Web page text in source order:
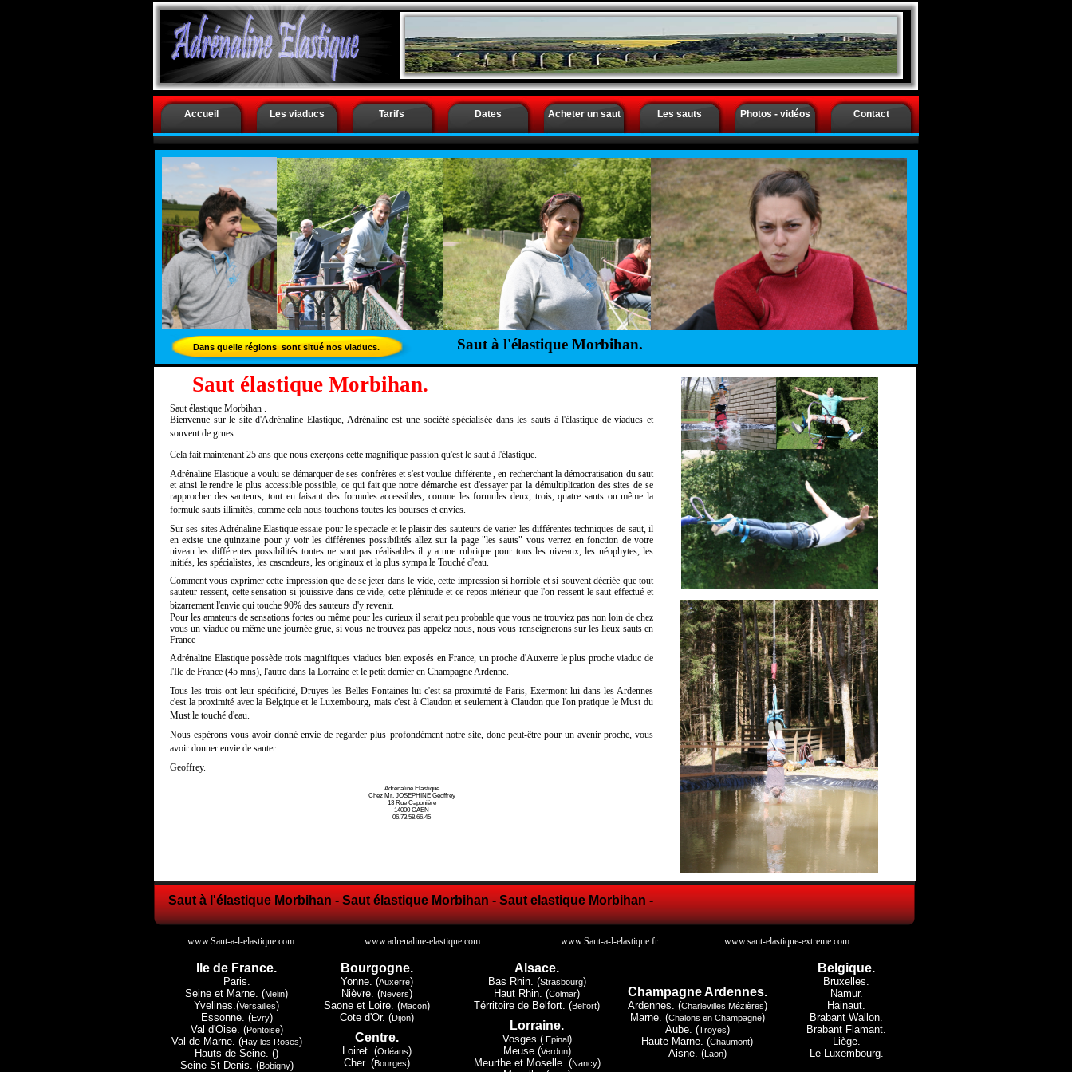
Saut à l'élastique Morbihan - Saut élastique Morbihan - Saut elastique Morbihan -
Ile de France.
Paris.
Seine et Marne. (Melin)
Yvelines.(Versailles)
Essonne. (Evry)
Val d'Oise. (Pontoise)
Val de Marne. (Hay les Roses)
Hauts de Seine. ()
Seine St Denis. (Bobigny)
Bourgogne.
Yonne. (Auxerre)
Nièvre. (Nevers)
Saone et Loire. (Macon)
Cote d'Or. (Dijon)
Centre.
Loiret. (Orléans)
Cher. (Bourges)
Alsace.
Bas Rhin. (Strasbourg)
Haut Rhin. (Colmar)
Térritoire de Belfort. (Belfort)
Lorraine.
Vosges.(Epinal)
Meuse.(Verdun)
Meurthe et Moselle. (Nancy)
Champagne Ardennes.
Ardennes. (Charlevilles Mézières)
Marne. (Chalons en Champagne)
Aube. (Troyes)
Haute Marne. (Chaumont)
Aisne. (Laon)
Belgique.
Bruxelles.
Namur.
Hainaut.
Brabant Wallon.
Brabant Flamant.
Liège.
Le Luxembourg.
Saut à l'élastique Morbihan.
Dans quelle régions sont situé nos viaducs.
Saut élastique Morbihan.
Saut élastique Morbihan .
Bienvenue sur le site d'Adrénaline Elastique, Adrénaline est une société spécialisée dans les sauts à l'élastique de viaducs et
souvent de grues.
Cela fait maintenant 25 ans que nous exerçons cette magnifique passion qu'est le saut à l'élastique.
Adrénaline Elastique a voulu se démarquer de ses confrères et s'est voulue différente , en recherchant la démocratisation du saut
et ainsi le rendre le plus accessible possible, ce qui fait que notre démarche est d'essayer par la démultiplication des sites de se
rapprocher des sauteurs, tout en faisant des formules accessibles, comme les formules deux, trois, quatre sauts ou même la
formule sauts illimités, comme cela nous touchons toutes les bourses et envies.
Sur ses sites Adrénaline Elastique essaie pour le spectacle et le plaisir des sauteurs de varier les différentes techniques de saut, il
en existe une quinzaine pour y voir les différentes possibilités allez sur la page "les sauts" vous verrez en fonction de votre
niveau les différentes possibilités toutes ne sont pas réalisables il y a une rubrique pour tous les niveaux, les néophytes, les
initiés, les spécialistes, les cascadeurs, les originaux et la plus sympa le Touché d'eau.
Comment vous exprimer cette impression que de se jeter dans le vide, cette impression si horrible et si souvent décriée que tout
sauteur ressent, cette sensation si jouissive dans ce vide, cette plénitude et ce repos intérieur que l'on ressent le saut effectué et
bizarrement l'envie qui touche 90% des sauteurs d'y revenir.
Pour les amateurs de sensations fortes ou même pour les curieux il serait peu probable que vous ne trouviez pas non loin de chez
vous un viaduc ou même une journée grue, si vous ne trouvez pas appelez nous, nous vous renseignerons sur les lieux sauts en
France
Adrénaline Elastique possède trois magnifiques viaducs bien exposés en France, un proche d'Auxerre le plus proche viaduc de
l'Ile de France (45 mns), l'autre dans la Lorraine et le petit dernier en Champagne Ardenne.
Tous les trois ont leur spécificité, Druyes les Belles Fontaines lui c'est sa proximité de Paris, Exermont lui dans les Ardennes
c'est la proximité avec la Belgique et le Luxembourg, mais c'est à Claudon et seulement à Claudon que l'on pratique le Must du
Must le touché d'eau.
Nous espérons vous avoir donné envie de regarder plus profondément notre site, donc peut-être pour un avenir proche, vous
avoir donner envie de sauter.
Geoffrey.
Adrénaline Elastique
Chez Mr. JOSEPHINE Geoffrey
13 Rue Caponière
14000 CAEN
06.73.58.66.45
Accueil Les viaducs Tarifs Dates Acheter un saut Les sauts Photos - vidéos Contact
www.Saut-a-l-elastique.com www.adrenaline-elastique.com www.Saut-a-l-elastique.fr www.saut-elastique-extreme.com